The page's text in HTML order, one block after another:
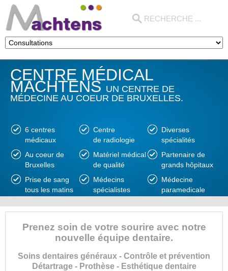
CENTRE MÉDICAL
MACHTENSUN CENTRE DE
MÉDECINE AU COEUR DE BRUXELLES.
6 centres
médicaux
Au coeur de
Bruxelles
Prise de sang
tous les matins
Centre
de radiologie
Matériel médical
de qualité
Médecins
spécialistes
Diverses
spécialités
Partenaire de
grands hôpitaux
Médecine
paramedicale
Prenez soin de votre sourire avec notre
nouvelle équipe dentaire.
Soins dentaires généraux - Contrôle et prévention
Détartrage - Prothèse - Esthétique dentaire